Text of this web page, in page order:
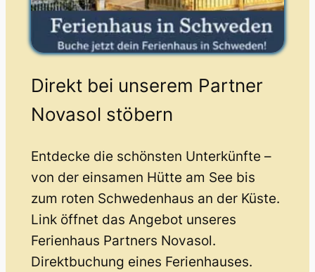
Direkt bei unserem Partner
Novasol stöbern
Entdecke die schönsten Unterkünfte –
von der einsamen Hütte am See bis
zum roten Schwedenhaus an der Küste.
Link öffnet das Angebot unseres
Ferienhaus Partners Novasol.
Direktbuchung eines Ferienhauses.